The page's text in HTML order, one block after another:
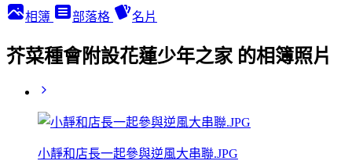
相簿 部落格 名片
芥菜種會附設花蓮少年之家 的相簿照片
小靜和店長一起參與逆風大串聯.JPG